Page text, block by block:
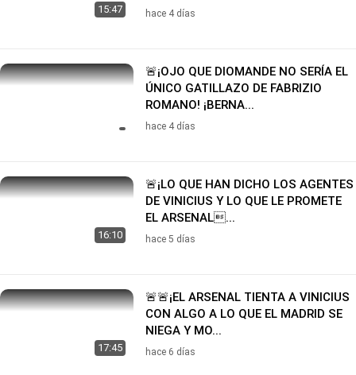
15:47 hace 4 días
🚨¡OJO QUE DIOMANDE NO SERÍA EL
ÚNICO GATILLAZO DE FABRIZIO
ROMANO! ¡BERNA...
hace 4 días
16:10
🚨¡LO QUE HAN DICHO LOS AGENTES
DE VINICIUS Y LO QUE LE PROMETE
EL ARSENAL...
hace 5 días
17:45
🚨🚨¡EL ARSENAL TIENTA A VINICIUS
CON ALGO A LO QUE EL MADRID SE
NIEGA Y MO...
hace 6 días